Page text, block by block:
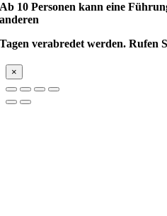
Ab 10 Personen kann eine
anderen
Tagen verabredet werden.Rufen
×